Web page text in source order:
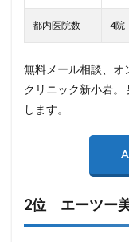
都内医院数 4院
無料メール相談、オ
クリニック新小岩。
します。
2位 エーツー